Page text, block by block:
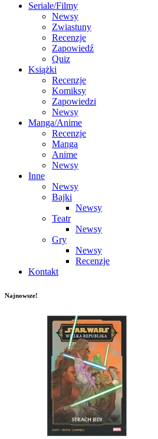
Seriale/Filmy
Newsy
Zwiastuny
Recenzje
Zapowiedź
Quiz
Książki
Recenzje
Komiksy
Zapowiedzi
Newsy
Manga/Anime
Recenzje
Manga
Anime
Newsy
Inne
Newsy
Bajki
Newsy
Teatr
Newsy
Gry
Newsy
Recenzje
Kontakt
Najnowsze!